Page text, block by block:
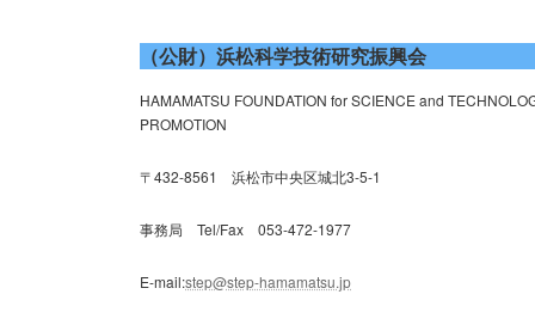
ー
ジ
送
（公財）浜松科学技術研究振興会
HAMAMATSU FOUNDATION for SCIENCE and
PROMOTION
〒432-8561 浜松市中央区城北3-5-1
事務局 Tel/Fax 053-472-1977
E-mail:step@step-hamamatsu.jp